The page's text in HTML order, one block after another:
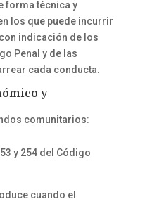
forma técnica y
los que puede incurrir
indicación de los
Penal y de las
cada conducta.
y
comunitarios:
y 254 del Código
cuando el